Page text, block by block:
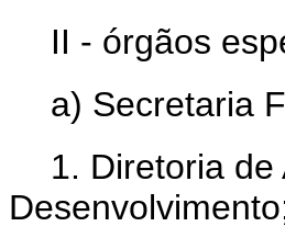
II - órgãos
a) Secretaria
1. Diretoria